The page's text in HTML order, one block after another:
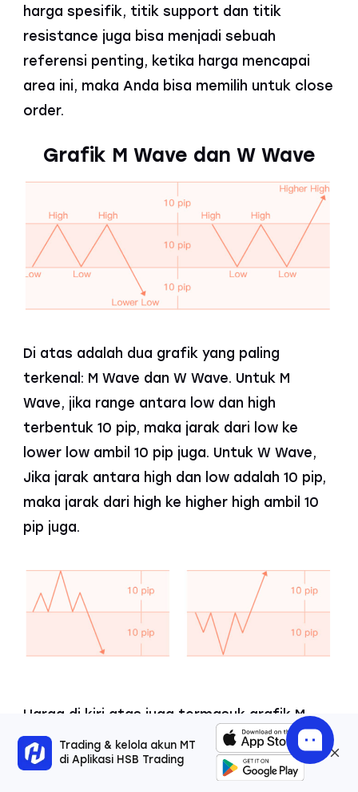
harga spesifik, titik support dan titik
resistance juga bisa menjadi sebuah
referensi penting, ketika harga mencapai
area ini, maka Anda bisa memilih untuk close
order.
Grafik M Wave dan W Wave
Di atas adalah dua grafik yang paling
terkenal: M Wave dan W Wave. Untuk M
Wave, jika range antara low dan high
terbentuk 10 pip, maka jarak dari low ke
lower low ambil 10 pip juga. Untuk W Wave,
Jika jarak antara high dan low adalah 10 pip,
maka jarak dari high ke higher high ambil 10
pip juga.
Harga di kiri atas juga termasuk grafik M
Wave, dan yang di sebelah kanan atas
adalah W Wave. Jika harga tertinggi di grafik
Trading & kelola akun MT
di Aplikasi HSB Trading